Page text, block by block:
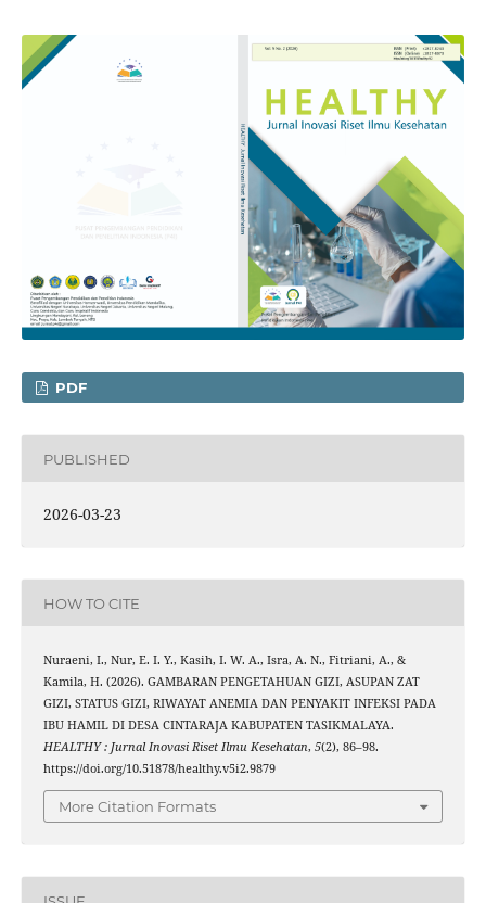
PDF
PUBLISHED
2026-03-23
HOW TO CITE
Nuraeni, I., Nur, E. I. Y., Kasih, I. W. A., Isra, A. N., Fitriani, A., &
Kamila, H. (2026). GAMBARAN PENGETAHUAN GIZI, ASUPAN ZAT
GIZI, STATUS GIZI, RIWAYAT ANEMIA DAN PENYAKIT INFEKSI PADA
IBU HAMIL DI DESA CINTARAJA KABUPATEN TASIKMALAYA.
HEALTHY : Jurnal Inovasi Riset Ilmu Kesehatan, 5(2), 86–98.
https://doi.org/10.51878/healthy.v5i2.9879
More Citation Formats